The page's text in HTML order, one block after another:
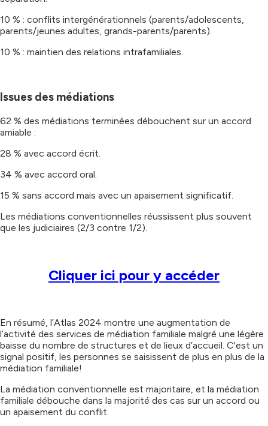
10 % : conflits intergénérationnels (parents/adolescents,
parents/jeunes adultes, grands-parents/parents).
10 % : maintien des relations intrafamiliales.
Issues des médiations
62 % des médiations terminées débouchent sur un accord
amiable :
28 % avec accord écrit.
34 % avec accord oral.
15 % sans accord mais avec un apaisement significatif.
Les médiations conventionnelles réussissent plus souvent
que les judiciaires (2/3 contre 1/2).
Cliquer ici pour y accéder
En résumé, l’Atlas 2024 montre une augmentation de
l’activité des services de médiation familiale malgré une légère
baisse du nombre de structures et de lieux d’accueil. C'est un
signal positif, les personnes se saisissent de plus en plus de la
médiation familiale!
La médiation conventionnelle est majoritaire, et la médiation
familiale débouche dans la majorité des cas sur un accord ou
un apaisement du conflit.